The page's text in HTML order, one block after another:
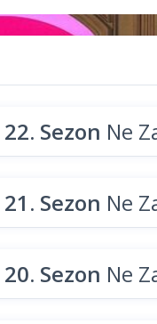
22. Sezon Ne
21. Sezon Ne
20. Sezon Ne